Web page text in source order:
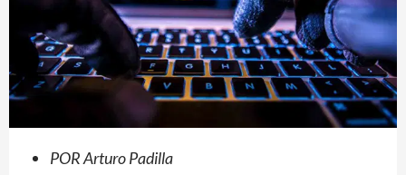
POR Arturo Padilla